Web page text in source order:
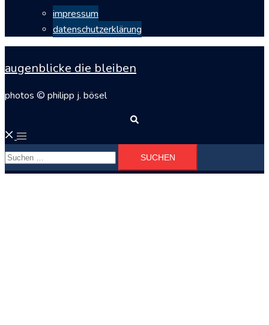
impressum
datenschutzerklärung
augenblicke die bleiben
photos © philipp j. bösel
Menü
umschalten
Suchen
nach: